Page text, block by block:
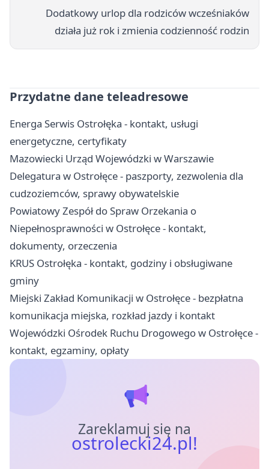
Dodatkowy urlop dla rodziców wcześniaków
działa już rok i zmienia codzienność rodzin
Przydatne dane teleadresowe
Energa Serwis Ostrołęka - kontakt, usługi
energetyczne, certyfikaty
Mazowiecki Urząd Wojewódzki w Warszawie
Delegatura w Ostrołęce - paszporty, zezwolenia dla
cudzoziemców, sprawy obywatelskie
Powiatowy Zespół do Spraw Orzekania o
Niepełnosprawności w Ostrołęce - kontakt,
dokumenty, orzeczenia
KRUS Ostrołęka - kontakt, godziny i obsługiwane
gminy
Miejski Zakład Komunikacji w Ostrołęce - bezpłatna
komunikacja miejska, rozkład jazdy i kontakt
Wojewódzki Ośrodek Ruchu Drogowego w Ostrołęce -
kontakt, egzaminy, opłaty
Zareklamuj się na
ostrolecki24.pl!